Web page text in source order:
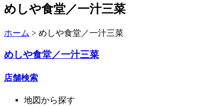
めしや食堂／一汁三菜
ホーム > めしや食堂／一汁三菜
めしや食堂／一汁三菜
店舗検索
地図 から探す